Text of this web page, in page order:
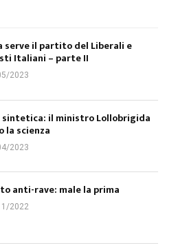
serve il partito del Liberali e
Italiani – parte II
2023
sintetica: il ministro Lollobrigida
la scienza
2023
anti-rave: male la prima
2022